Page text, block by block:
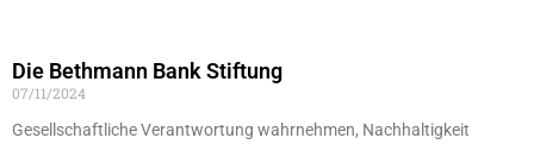
Die Bethmann Bank Stiftung
07/11/2024
Gesellschaftliche Verantwortung wahrnehmen, Nachhaltigkeit